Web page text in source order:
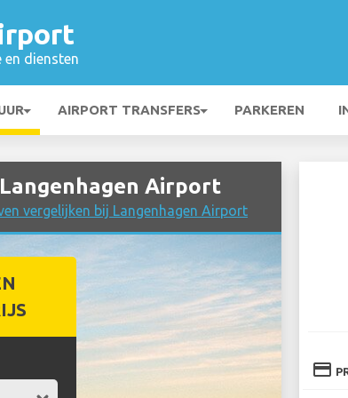
en diensten
AIRPORT TRANSFERS PARKEREN
Airport
vergelijken bij Langenhagen Airport
credit_card